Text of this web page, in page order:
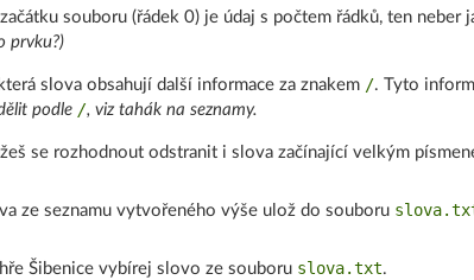
začátku souboru (řádek 0) je údaj s počtem řádků, ten neber
prvku?)
slova obsahují další informace za znakem /. Tyto
podle /, viz tahák na seznamy.
se rozhodnout odstranit i slova začínající velkým
ze seznamu vytvořeného výše ulož do souboru
Šibenice vybírej slovo ze souboru slova.txt.